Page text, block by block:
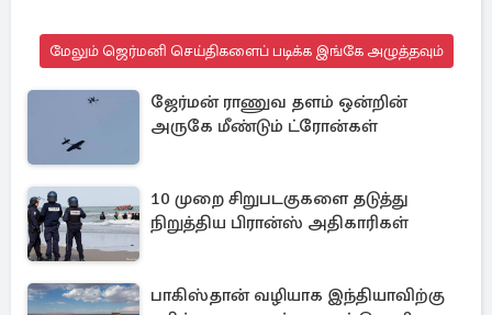
மேலும் ஜெர்மனி செய்திகளைப் படிக்க இங்கே அழுத்தவும்
ஜேர்மன் ராணுவ தளம் ஒன்றின்
அருகே மீண்டும் ட்ரோன்கள்
10 முறை சிறுபடகுகளை தடுத்து
நிறுத்திய பிரான்ஸ் அதிகாரிகள்
பாகிஸ்தான் வழியாக இந்தியாவிற்கு